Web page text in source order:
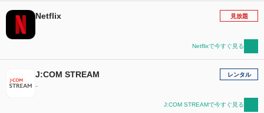
Netflix 見放題
Netflixで今すぐ見る
J:COM STREAM
-
レンタル
J:COM STREAMで今すぐ見る